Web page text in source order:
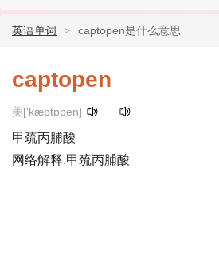
英语单词 captopen是什么意思
captopen
美['kæptɒpen]
甲巯丙脯酸
网络解释.甲巯丙脯酸